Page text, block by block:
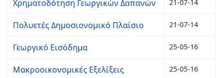
Χρηματοδότηση Γεωργικών Δαπανών 21-07-14
Πολυετές Δημοσιονομικό Πλαίσιο 21-07-14
Γεωργικό Εισόδημα 25-05-16
Μακροοικονομικές Εξελίξεις 25-05-16